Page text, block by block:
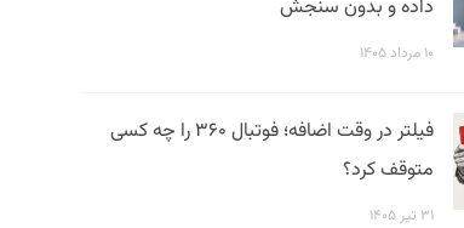
داده و بدون سنجش
۱۰ مرداد ۱۴۰۵
فیلتر در وقت اضافه؛ فوتبال ۳۶۰ را چه کسی
متوقف کرد؟
۳۱ تیر ۱۴۰۵